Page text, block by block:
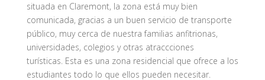
situada en Claremont, la zona está muy bien
comunicada, gracias a un buen servicio de transporte
público, muy cerca de nuestra familias anfitrionas,
universidades, colegios y otras atraccciones
turísticas. Esta es una zona residencial que ofrece a los
estudiantes todo lo que ellos pueden necesitar.